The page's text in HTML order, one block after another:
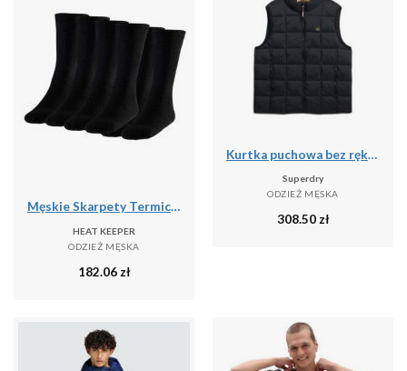
Męskie Skarpety Termiczne - 4 Pary - Czarne
HEAT KEEPER
ODZIEŻ MĘSKA
182.06 zł
Kurtka puchowa bez rękawów Superdry Fuji Lite
Superdry
ODZIEŻ MĘSKA
308.50zł